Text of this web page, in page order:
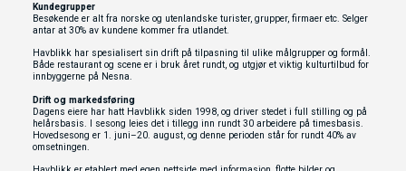
Kundegrupper
Besøkende er alt fra norske og utenlandske turister, grupper, firmaer etc. Selger
antar at 30% av kundene kommer fra utlandet.
Havblikk har spesialisert sin drift på tilpasning til ulike målgrupper og formål.
Både restaurant og scene er i bruk året rundt, og utgjør et viktig kulturtilbud for
innbyggerne på Nesna.
Drift og markedsføring
Dagens eiere har hatt Havblikk siden 1998, og driver stedet i full stilling og på
helårsbasis. I sesong leies det i tillegg inn rundt 30 arbeidere på timesbasis.
Hovedsesong er 1. juni–20. august, og denne perioden står for rundt 40% av
omsetningen.